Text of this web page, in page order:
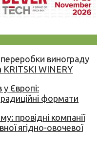
винограду
KRITSKI WINERY
у Європі:
формати
провідні компанії
ягідно-овочевої